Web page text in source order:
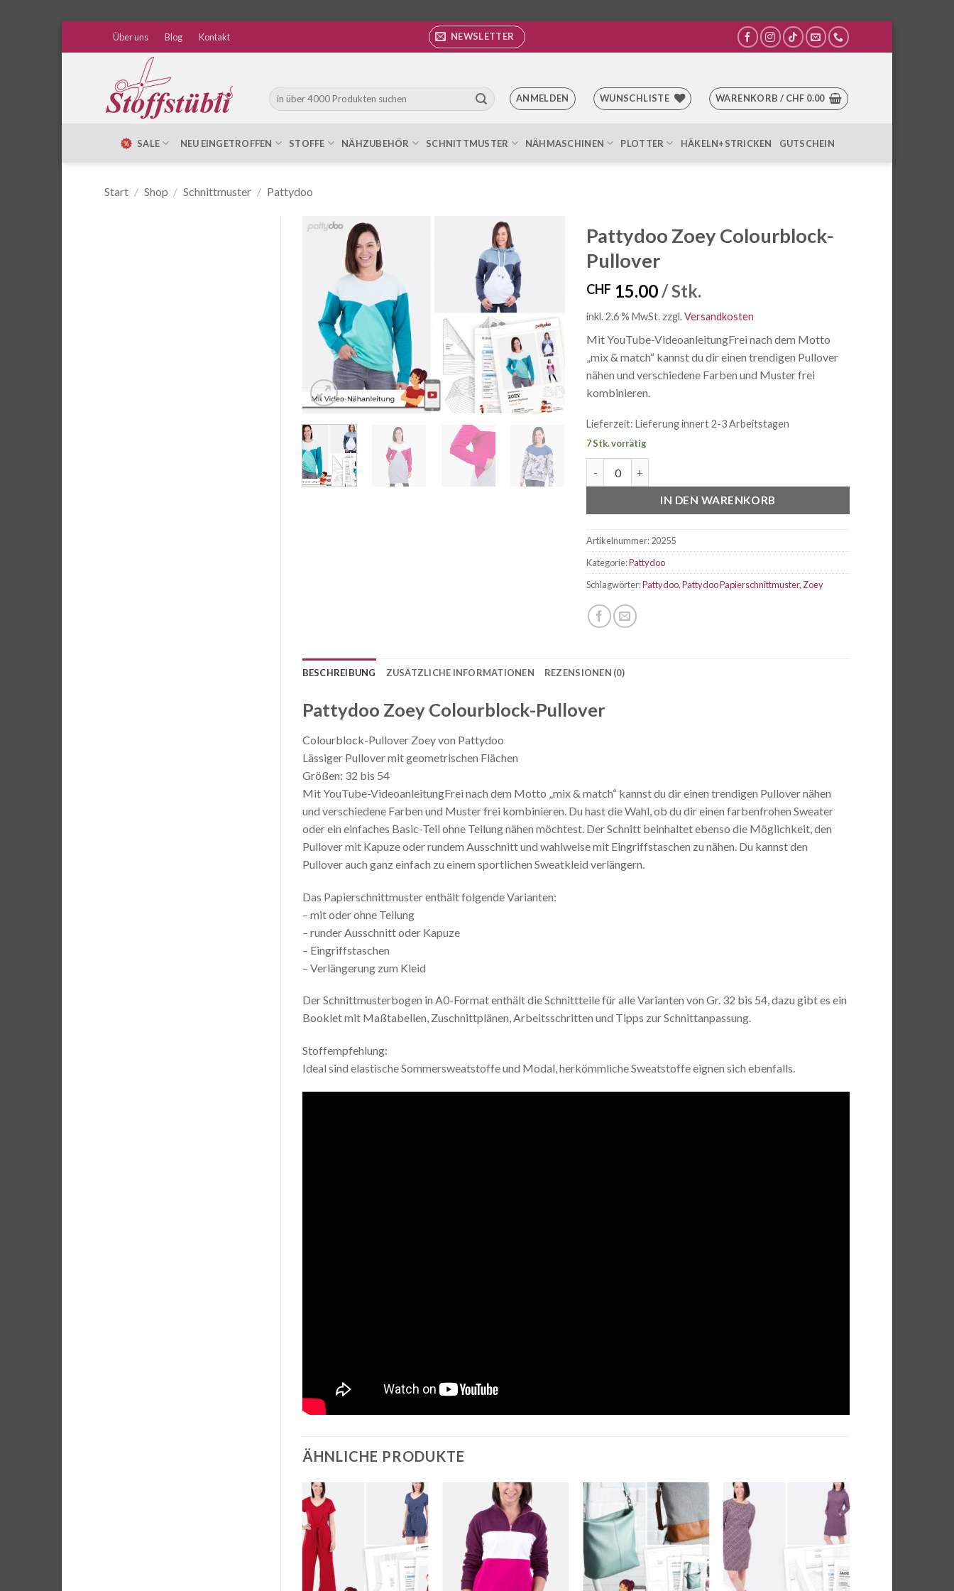
Über uns Blog Kontakt NEWSLETTER
Suche
nach:
ANMELDEN WUNSCHLISTE WARENKORB / CHF 0.00
SALE NEU EINGETROFFEN STOFFE NÄHZUBEHÖR SCHNITTMUSTER NÄHMASCHINEN PLOTTER HÄKELN+STRICKEN GUTSCHEIN
Start / Shop / Schnittmuster / Pattydoo
Auf die
Wunschliste
Pattydoo Zoey Colourblock-
Pullover
CHF 15.00 / Stk.
inkl. 2.6 % MwSt. zzgl.Versandkosten
Mit YouTube-VideoanleitungFrei nach dem Motto
„mix & match“ kannst du dir einen trendigen Pullover
nähen und verschiedene Farben und Muster frei
kombinieren.
Lieferzeit:Lieferung innert 2-3 Arbeitstagen
7 Stk. vorrätig
IN DEN WARENKORB
Artikelnummer:20255
Kategorie:Pattydoo
Schlagwörter:Pattydoo,Pattydoo Papierschnittmuster, Zoey
BESCHREIBUNG ZUSÄTZLICHE INFORMATIONEN REZENSIONEN (0)
Pattydoo Zoey Colourblock-Pullover
Colourblock-Pullover Zoey von Pattydoo
Lässiger Pullover mit geometrischen Flächen
Größen: 32 bis 54
Mit YouTube-VideoanleitungFrei nach dem Motto „mix & match“ kannst du dir einen trendigen Pullover nähen
und verschiedene Farben und Muster frei kombinieren. Du hast die Wahl, ob du dir einen farbenfrohen Sweater
oder ein einfaches Basic-Teil ohne Teilung nähen möchtest. Der Schnitt beinhaltet ebenso die Möglichkeit, den
Pullover mit Kapuze oder rundem Ausschnitt und wahlweise mit Eingriffstaschen zu nähen. Du kannst den
Pullover auch ganz einfach zu einem sportlichen Sweatkleid verlängern.
Das Papierschnittmuster enthält folgende Varianten:
– mit oder ohne Teilung
– runder Ausschnitt oder Kapuze
– Eingriffstaschen
– Verlängerung zum Kleid
Der Schnittmusterbogen in A0-Format enthält die Schnittteile für alle Varianten von Gr. 32 bis 54, dazu gibt es ein
Booklet mit Maßtabellen, Zuschnittplänen, Arbeitsschritten und Tipps zur Schnittanpassung.
Stoffempfehlung:
Ideal sind elastische Sommersweatstoffe und Modal, herkömmliche Sweatstoffe eignen sich ebenfalls.
ÄHNLICHE PRODUKTE
Auf die
Wunschliste
Auf die
Wunschliste
Auf die
Wunschliste
Auf die
Wunschliste